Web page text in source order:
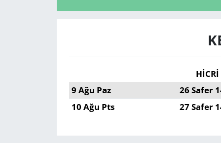
HİCRİ
9 Ağu Paz
26 Safer
10 Ağu Pts
27 Safer